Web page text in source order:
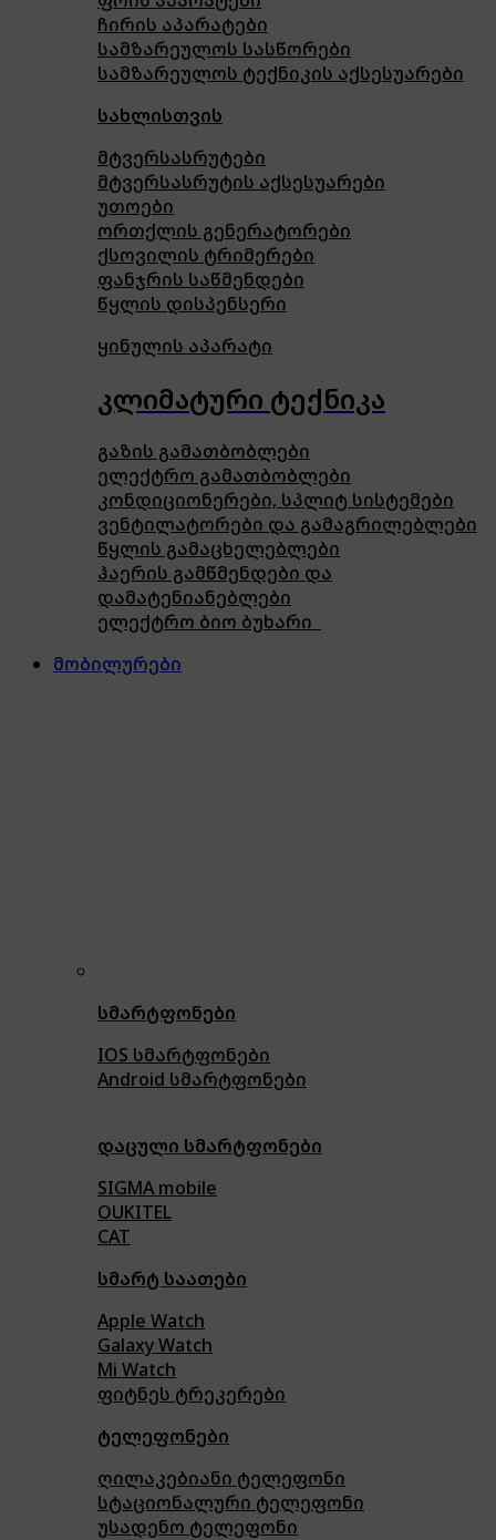
ჩირის აპარატები
სამზარეულოს სასწორები
სამზარეულოს ტექნიკის აქსესუარები
სახლისთვის
მტვერსასრუტები
მტვერსასრუტის აქსესუარები
უთოები
ორთქლის გენერატორები
ქსოვილის ტრიმერები
ფანჯრის საწმენდები
წყლის დისპენსერი
ყინულის აპარატი
კლიმატური ტექნიკა
გაზის გამათბობლები
ელექტრო გამათბობლები
კონდიციონერები, სპლიტ სისტემები
ვენტილატორები და გამაგრილებლები
წყლის გამაცხელებლები
ჰაერის გამწმენდები და
დამატენიანებლები
ელექტრო ბიო ბუხარი
მობილურები
სმარტფონები
IOS სმარტფონები
Android სმარტფონები
დაცული სმარტფონები
SIGMA mobile
OUKITEL
CAT
სმარტ საათები
Apple Watch
Galaxy Watch
Mi Watch
ფიტნეს ტრეკერები
ტელეფონები
ღილაკებიანი ტელეფონი
სტაციონალური ტელეფონი
უსადენო ტელეფონი